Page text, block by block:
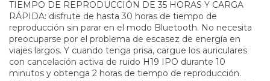
TIEMPO DE REPRODUCCIÓN DE 35 HORAS Y CARGA
RÁPIDA: disfrute de hasta 30 horas de tiempo de
reproducción sin parar en el modo Bluetooth. No necesita
preocuparse por el problema de escasez de energía en
viajes largos. Y cuando tenga prisa, cargue los auriculares
con cancelación activa de ruido H19 IPO durante 10
minutos y obtenga 2 horas de tiempo de reproducción.